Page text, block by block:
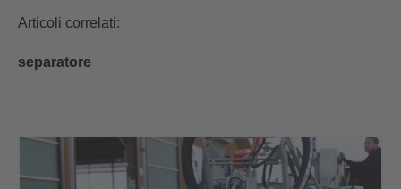
Articoli correlati:
separatore